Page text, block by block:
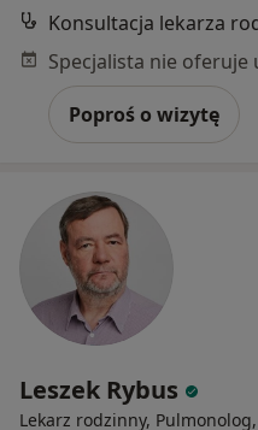
Konsultacja lekarza
Poproś o wizytę
Leszek Rybus
Lekarz rodzinny,